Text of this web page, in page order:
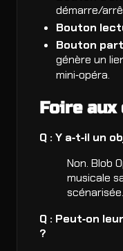
démarre/
Bouton
Bouton
génère un
mini‑opéra.
Foire aux
Q : Y a‑t‑il un
Non. Blob
musicale
scénarisée.
Q : Peut‑on
?